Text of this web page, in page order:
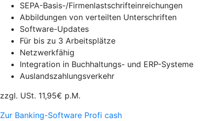
SEPA-Basis-/Firmenlastschrifteinreichungen
Abbildungen von verteilten Unterschriften
Software-Updates
Für bis zu 3 Arbeitsplätze
Netzwerkfähig
Integration in Buchhaltungs- und ERP-Systeme
Auslandszahlungsverkehr
zzgl. USt. 11,95€ p.M.
Zur Banking-Software Profi cash